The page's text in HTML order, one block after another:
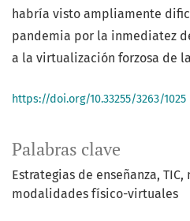
Palabras clave
Estrategias de enseñanza,
modalidades físico-virtuales
habría visto ampliamente
pandemia por la inmediatez
a la virtualización forzosa de
https://doi.org/10.33255/3263/1025